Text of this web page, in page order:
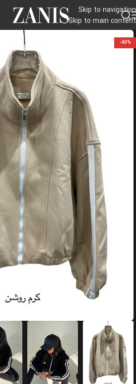
Skip to navigation
Skip to main content
-40%